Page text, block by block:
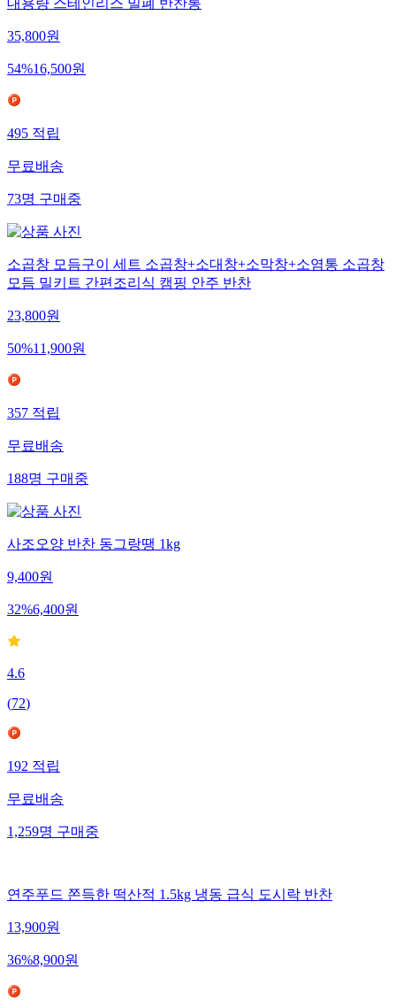
대용량 스테인리스 밀폐 반찬통
35,800원
54%16,500원
495적립
무료배송
73명구매중
소곱창 모듬구이 세트 소곱창+소대창+소막창+소염통 소곱창
모듬 밀키트 간편조리식 캠핑 안주 반찬
23,800원
50%11,900원
357적립
무료배송
188명구매중
사조오양 반찬 동그랑땡 1kg
9,400원
32%6,400원
4.6
(72)
192적립
무료배송
1,259명구매중
연주푸드 쫀득한 떡산적 1.5kg 냉동 급식 도시락 반찬
13,900원
36%8,900원